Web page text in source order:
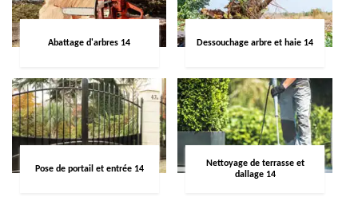
Abattage d'arbres 14 Dessouchage arbre et haie 14
Pose de portail et entrée 14
Nettoyage de terrasse et
dallage 14